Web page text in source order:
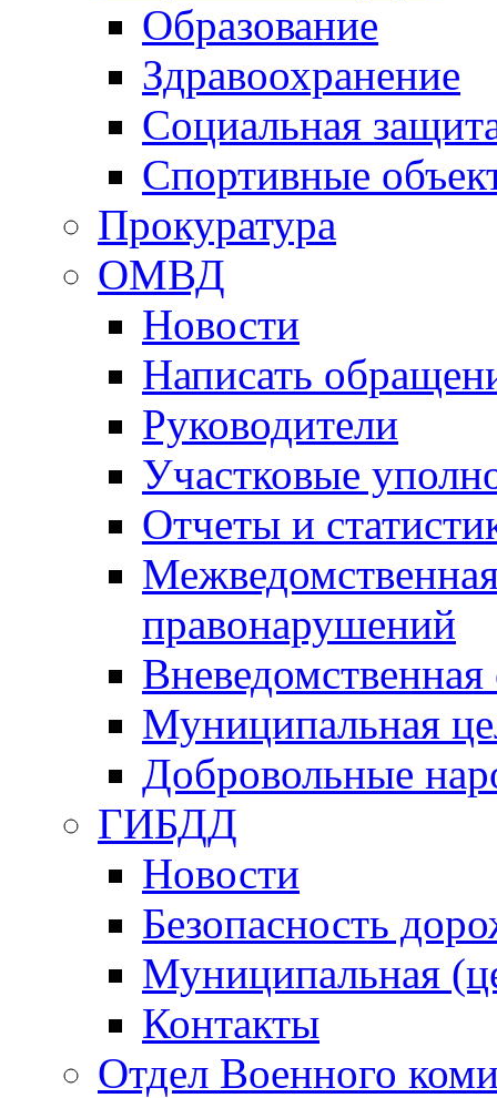
Образование
Здравоохранение
Социальная
Спортивные
Прокуратура
ОМВД
Новости
Написать
Руководители
Участковые
Отчеты и
правонарушений
Вневедомственная
Муниципальная
Добровольные
ГИБДД
Новости
Безопасность
Муниципальная
Контакты
Отдел Военного